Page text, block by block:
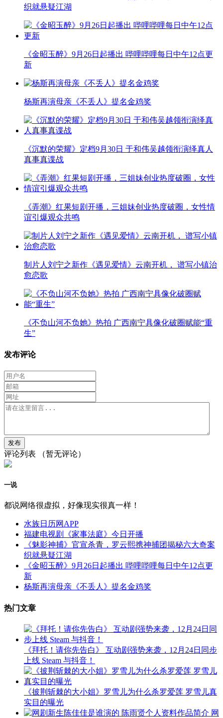
织就悬疑江湖
《金昭玉醉》9月26日起播出 哔哩哔哩每日中午12点更
新
杨斯再演母亲《不丢人》提名金鸡奖
《沉默的荣耀》定档9月30日 于和伟吴越领衔演绎真人
真事真谍战
《弄潮》红果短剧开播，三姐妹创业热度破圈，女性情
谊引爆观众共鸣
制片人刘宁之新作《遇见爱情》云南开机， 谱写小镇治
愈恋歌
《不负山河不负她》热拍 广西南宁具像化破圈赋能“重
生”
发布评论
评论列表 （暂无评论）
一说
都说网络很虚拟，好像现实很真一样！
水族日历网APP
福建电视剧《家事法庭》今日开播
《魅影神捕》官宣杀青，罗云熙携神捕团揭秘六大奇案
织就悬疑江湖
《金昭玉醉》9月26日起播出 哔哩哔哩每日中午12点更
新
杨斯再演母亲《不丢人》提名金鸡奖
热门文章
《拜托！请你先告白》 互动剧强势来袭，12月24日同步
上线 Steam 与抖音！
《披荆斩棘的大小姐》罗雪儿为什么杀罗爱莲 罗雪儿真
实目的曝光
网